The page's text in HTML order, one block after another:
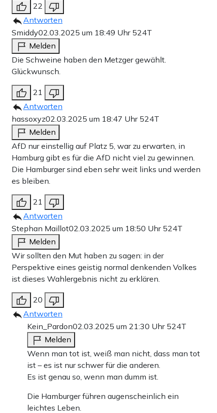
22
Antworten
Smiddy02.03.2025 um 18:49 Uhr 524T
Melden
Die Schweine haben den Metzger gewählt.
Glückwunsch.
21
Antworten
hassoxyz02.03.2025 um 18:47 Uhr 524T
Melden
AfD nur einstellig auf Platz 5, war zu erwarten, in
Hamburg gibt es für die AfD nicht viel zu gewinnen.
Die Hamburger sind eben sehr weit links und werden
es bleiben.
21
Antworten
Stephan Maillot02.03.2025 um 18:50 Uhr 524T
Melden
Wir sollten den Mut haben zu sagen: in der
Perspektive eines geistig normal denkenden Volkes
ist dieses Wahlergebnis nicht zu erklären.
20
Antworten
Kein_Pardon02.03.2025 um 21:30 Uhr 524T
Melden
Wenn man tot ist, weiß man nicht, dass man tot
ist – es ist nur schwer für die anderen.
Es ist genau so, wenn man dumm ist.
Die Hamburger führen augenscheinlich ein
leichtes Leben.